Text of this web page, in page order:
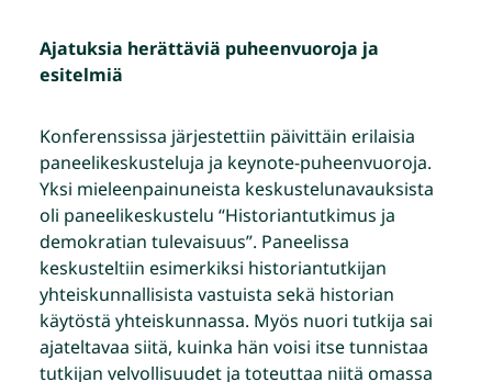
Ajatuksia herättäviä puheenvuoroja ja
esitelmiä
Konferenssissa järjestettiin päivittäin erilaisia
paneelikeskusteluja ja keynote-puheenvuoroja.
Yksi mieleenpainuneista keskustelunavauksista
oli paneelikeskustelu “Historiantutkimus ja
demokratian tulevaisuus”. Paneelissa
keskusteltiin esimerkiksi historiantutkijan
yhteiskunnallisista vastuista sekä historian
käytöstä yhteiskunnassa. Myös nuori tutkija sai
ajateltavaa siitä, kuinka hän voisi itse tunnistaa
tutkijan velvollisuudet ja toteuttaa niitä omassa